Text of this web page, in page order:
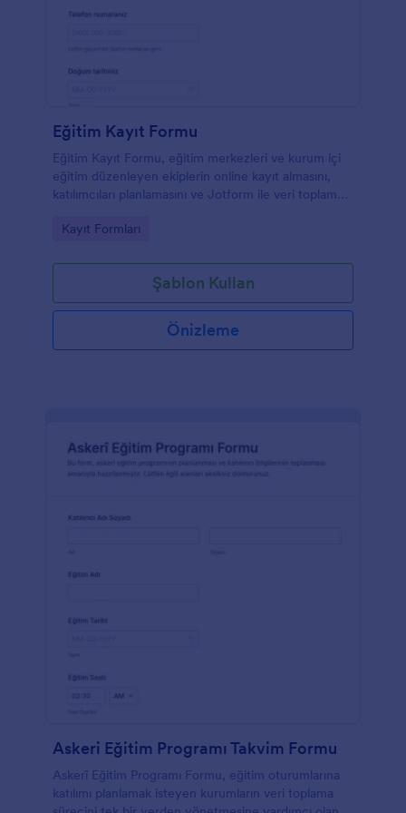
Eğitim Kayıt Formu
Eğitim Kayıt Formu, eğitim merkezleri ve kurum içi
eğitim düzenleyen ekiplerin online kayıt almasını,
katılımcıları planlamasını ve Jotform ile veri toplama
Go to Category:
Kayıt Formları
Şablon Kullan
Önizleme
Askeri Eğitim Programı Takvim Formu
Askerî Eğitim Programı Formu, eğitim oturumlarına
katılımı planlamak isteyen kurumların veri toplama